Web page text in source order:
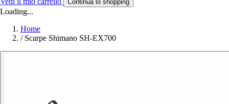
Continua lo shopping
Loading...
Home
/ Scarpe Shimano SH-EX700